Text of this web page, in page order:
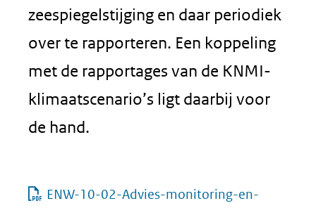
zeespiegelstijging en daar periodiek
over te rapporteren. Een koppeling
met de rapportages van de KNMI-
klimaatscenario’s ligt daarbij voor
de hand.
ENW-10-02-Advies-monitoring-en-